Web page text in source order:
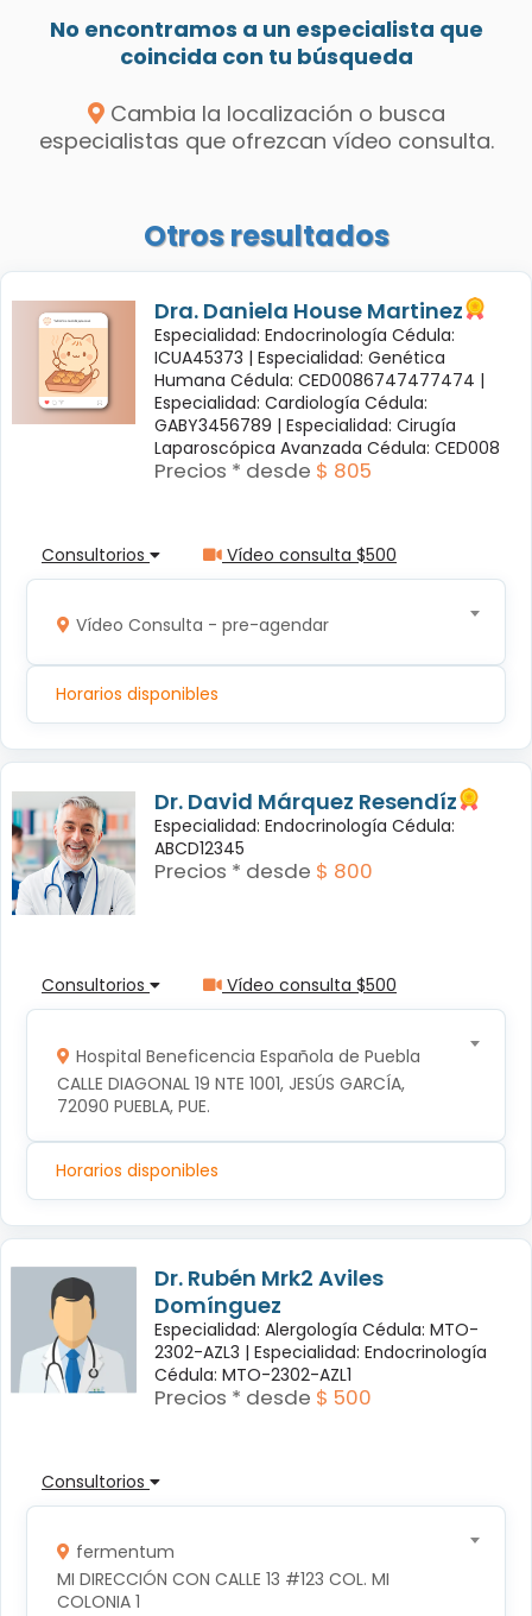
No encontramos a un especialista que
coincida con tu búsqueda
Cambia la localización o busca
especialistas que ofrezcan vídeo consulta.
Otros resultados
Dra. Daniela House Martinez
Especialidad: Endocrinología Cédula:
ICUA45373 | Especialidad: Genética
Humana Cédula: CED0086747477474 |
Especialidad: Cardiología Cédula:
GABY3456789 | Especialidad: Cirugía
Laparoscópica Avanzada Cédula: CED008
Precios * desde $ 805
Consultorios Vídeo consulta $500
Vídeo Consulta - pre-agendar
Horarios disponibles
Dr. David Márquez Resendíz
Especialidad: Endocrinología Cédula:
ABCD12345
Precios * desde $ 800
Consultorios Vídeo consulta $500
Hospital Beneficencia Española de Puebla
CALLE DIAGONAL 19 NTE 1001, JESÚS GARCÍA,
72090 PUEBLA, PUE.
Horarios disponibles
Dr. Rubén Mrk2 Aviles
Domínguez
Especialidad: Alergología Cédula: MTO-
2302-AZL3 | Especialidad: Endocrinología
Cédula: MTO-2302-AZL1
Precios * desde $ 500
Consultorios
fermentum
MI DIRECCIÓN CON CALLE 13 #123 COL. MI
COLONIA 1